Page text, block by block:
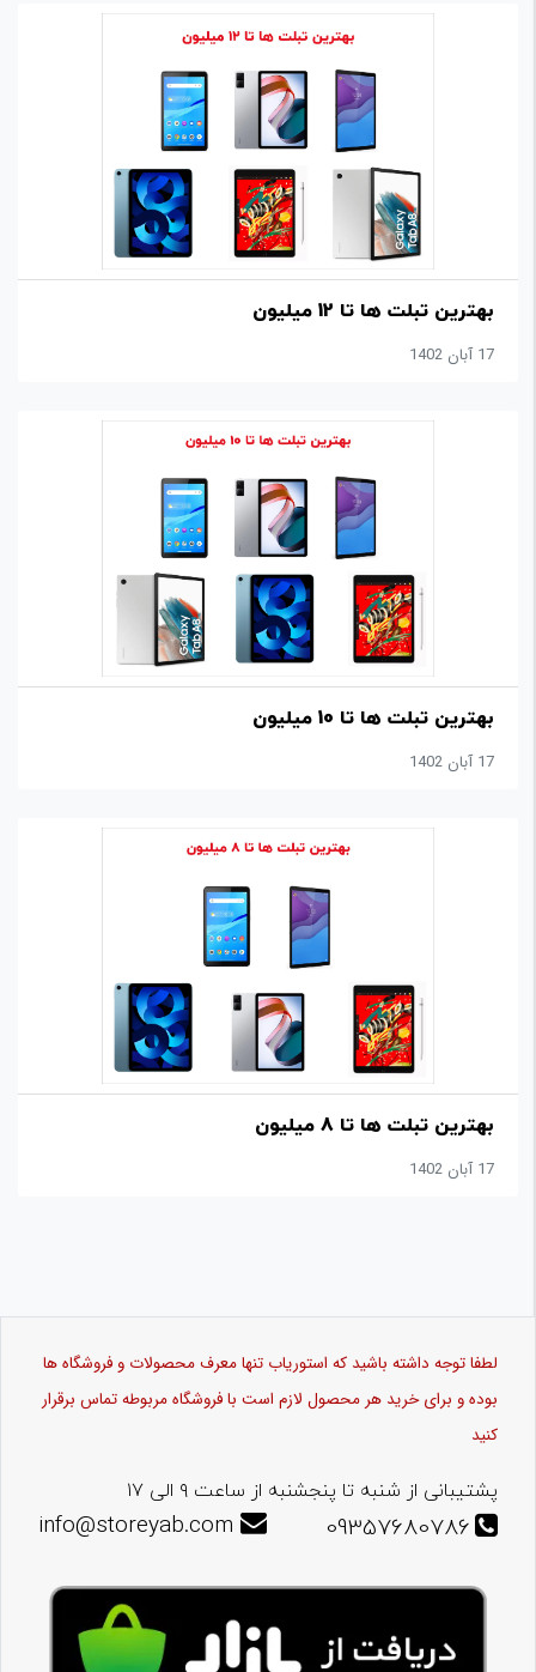
بهترین تبلت ها تا 12 میلیون
17 آبان 1402
بهترین تبلت ها تا 10 میلیون
17 آبان 1402
بهترین تبلت ها تا 8 میلیون
17 آبان 1402
لطفا توجه داشته باشید که استوریاب تنها معرف محصولات و فروشگاه ها
بوده و برای خرید هر محصول لازم است با فروشگاه مربوطه تماس برقرار
کنید
پشتیبانی از شنبه تا پنجشنبه از ساعت ۹ الی ۱۷
09357680786